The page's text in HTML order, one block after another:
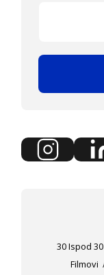
30 Ispod 30
Filmovi